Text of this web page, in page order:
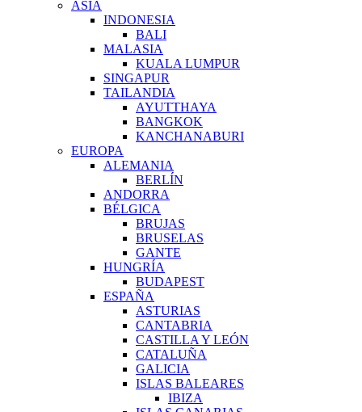
ASIA
INDONESIA
BALI
MALASIA
KUALA LUMPUR
SINGAPUR
TAILANDIA
AYUTTHAYA
BANGKOK
KANCHANABURI
EUROPA
ALEMANIA
BERLÍN
ANDORRA
BÉLGICA
BRUJAS
BRUSELAS
GANTE
HUNGRÍA
BUDAPEST
ESPAÑA
ASTURIAS
CANTABRIA
CASTILLA Y LEÓN
CATALUÑA
GALICIA
ISLAS BALEARES
IBIZA